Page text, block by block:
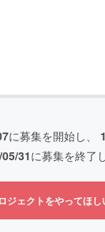
に募集を開始し、
31に募集を終了
ジェクトをやってほし